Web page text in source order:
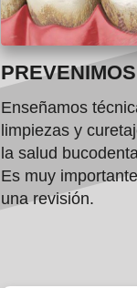
PREVENIMOS
Enseñamos
limpiezas y
la salud
Es muy
una revisión.